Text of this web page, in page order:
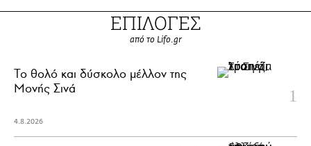
ΕΠΙΛΟΓΕΣ
από το Lifo.gr
Το θολό και δύσκολο μέλλον της
Μονής Σινά
4.8.2026